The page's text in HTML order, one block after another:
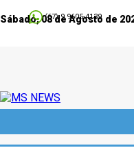
Sábado, 08 de Agosto de
(67) 9.9605-4139